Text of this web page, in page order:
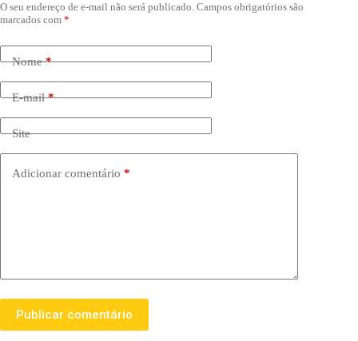
O seu endereço de e-mail não será publicado. Campos obrigatórios são
marcados com *
Nome*
E-mail*
Site
Adicionar comentário *
Publicar comentário